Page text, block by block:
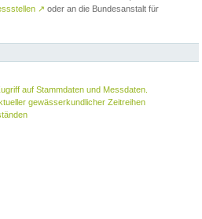
↗ oder an die Bundesanstalt für
auf Stammdaten und Messdaten.
gewässerkundlicher Zeitreihen